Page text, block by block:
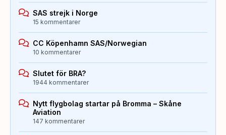
SAS strejk i Norge
15 kommentarer
CC Köpenhamn SAS/Norwegian
10 kommentarer
Slutet för BRA?
1944 kommentarer
Nytt flygbolag startar på Bromma – Skåne
Aviation
147 kommentarer